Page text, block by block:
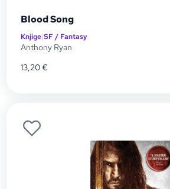
Blood Song
Knjige|SF / Fantasy
Anthony Ryan
13,20€